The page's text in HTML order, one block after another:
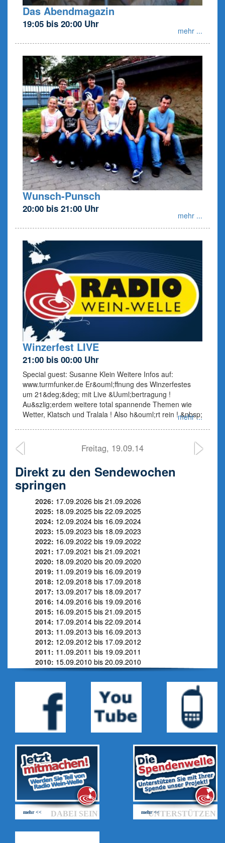
Das Abendmagazin
19:05 bis 20:00 Uhr
mehr ...
Wunsch-Punsch
20:00 bis 21:00 Uhr
mehr ...
Winzerfest LIVE
21:00 bis 00:00 Uhr
Special guest: Susanne Klein Weitere Infos auf:
www.turmfunker.de Er&ouml;ffnung des Winzerfestes
um 21&deg;&deg; mit Live &Uuml;bertragung !
Au&szlig;erdem weitere total spannende Themen wie
Wetter, Klatsch und Tralala ! Also h&ouml;rt rein ! &nbsp;
mehr ...
Freitag, 19.09.14
Direkt zu den Sendewochen
springen
2026: 17.09.2026 bis 21.09.2026
2025: 18.09.2025 bis 22.09.2025
2024: 12.09.2024 bis 16.09.2024
2023: 15.09.2023 bis 18.09.2023
2022: 16.09.2022 bis 19.09.2022
2021: 17.09.2021 bis 21.09.2021
2020: 18.09.2020 bis 20.09.2020
2019: 11.09.2019 bis 16.09.2019
2018: 12.09.2018 bis 17.09.2018
2017: 13.09.2017 bis 18.09.2017
2016: 14.09.2016 bis 19.09.2016
2015: 16.09.2015 bis 21.09.2015
2014: 17.09.2014 bis 22.09.2014
2013: 11.09.2013 bis 16.09.2013
2012: 12.09.2012 bis 17.09.2012
2011: 11.09.2011 bis 19.09.2011
2010: 15.09.2010 bis 20.09.2010
DABEI SEIN
mehr << UNTERSTÜTZEN
mehr <<